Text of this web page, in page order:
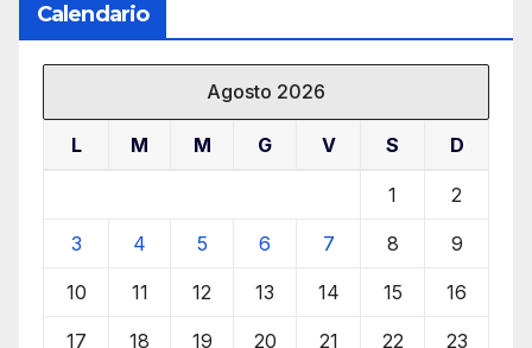
Calendario
Agosto 2026
L M M G V S D
1 2
3 4 5 6 7 8 9
10 11 12 13 14 15 16
17 18 19 20 21 22 23